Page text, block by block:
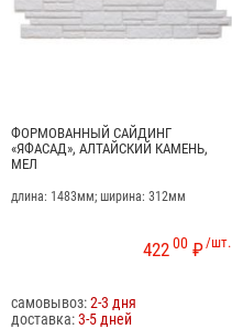
ФОРМОВАННЫЙ САЙДИНГ
«ЯФАСАД», АЛТАЙСКИЙ КАМЕНЬ,
МЕЛ
длина: 1483мм; ширина: 312мм
/шт.
42200 ₽
самовывоз:2-3 дня
доставка:3-5 дней